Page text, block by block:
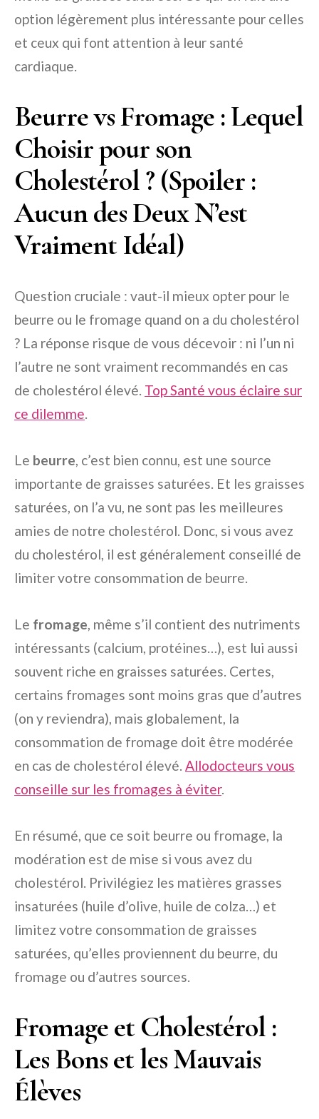
option légèrement plus intéressante pour celles
et ceux qui font attention à leur santé
cardiaque.
Beurre vs Fromage : Lequel
Choisir pour son
Cholestérol ? (Spoiler :
Aucun des Deux N’est
Vraiment Idéal)
Question cruciale : vaut-il mieux opter pour le
beurre ou le fromage quand on a du cholestérol
? La réponse risque de vous décevoir : ni l’un ni
l’autre ne sont vraiment recommandés en cas
de cholestérol élevé. Top Santé vous éclaire sur
ce dilemme.
Le beurre, c’est bien connu, est une source
importante de graisses saturées. Et les graisses
saturées, on l’a vu, ne sont pas les meilleures
amies de notre cholestérol. Donc, si vous avez
du cholestérol, il est généralement conseillé de
limiter votre consommation de beurre.
Le fromage, même s’il contient des nutriments
intéressants (calcium, protéines…), est lui aussi
souvent riche en graisses saturées. Certes,
certains fromages sont moins gras que d’autres
(on y reviendra), mais globalement, la
consommation de fromage doit être modérée
en cas de cholestérol élevé. Allodocteurs vous
conseille sur les fromages à éviter.
En résumé, que ce soit beurre ou fromage, la
modération est de mise si vous avez du
cholestérol. Privilégiez les matières grasses
insaturées (huile d’olive, huile de colza…) et
limitez votre consommation de graisses
saturées, qu’elles proviennent du beurre, du
fromage ou d’autres sources.
Fromage et Cholestérol :
Les Bons et les Mauvais
Élèves